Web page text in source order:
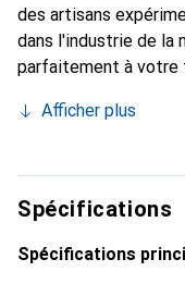
des artisans
dans l'industrie de la
parfaitement à votre
Elle devient
internationalement
constitue un choix
Afficher plus
Spécifications
Spécifications